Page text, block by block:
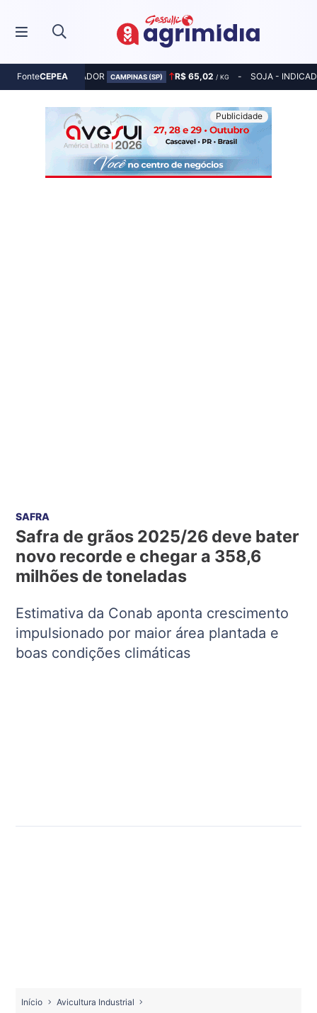
FonteCEPEA
MILHO - INDICADOR CAMPINAS (SP) R$ 65,02 / KG SOJA -
SAFRA
Safra de grãos 2025/26 deve bater
novo recorde e chegar a 358,6
milhões de toneladas
Estimativa da Conab aponta crescimento
impulsionado por maior área plantada e
boas condições climáticas
Início
Avicultura Industrial